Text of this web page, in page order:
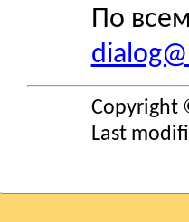
По
Copyright
Last